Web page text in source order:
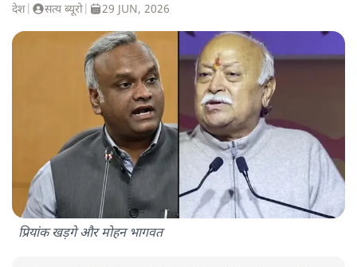
देश सत्य ब्यूरो 29 JUN, 2026
प्रियांक खड़गे और मोहन भागवत